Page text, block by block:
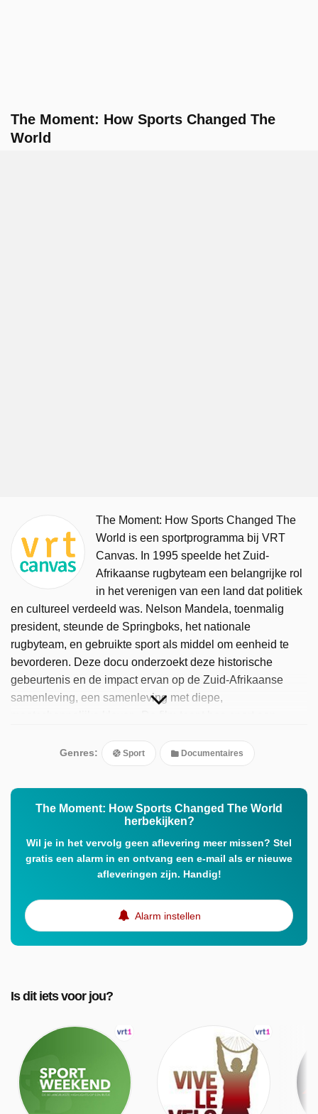
The Moment: How Sports Changed The
World
The Moment: How Sports Changed The
World is een sportprogramma bij VRT
Canvas. In 1995 speelde het Zuid-
Afrikaanse rugbyteam een belangrijke rol
in het verenigen van een land dat politiek
en cultureel verdeeld was. Nelson Mandela, toenmalig
president, steunde de Springboks, het nationale
rugbyteam, en gebruikte sport als middel om eenheid te
bevorderen. Deze docu onderzoekt deze historische
gebeurtenis en de impact ervan op de Zuid-Afrikaanse
samenleving, een samenleving met diepe,
hoe het de kracht heeft om gemeenschappen te verbinden.
De documentaire is geregisseerd door Tom Jennings.
Genres: Sport Documentaires
The Moment: How Sports Changed The World
herbekijken?
Wil je in het vervolg geen aflevering meer missen? Stel
gratis een alarm in en ontvang een e-mail als er nieuwe
afleveringen zijn. Handig!
Alarm instellen
Is dit iets voor jou?